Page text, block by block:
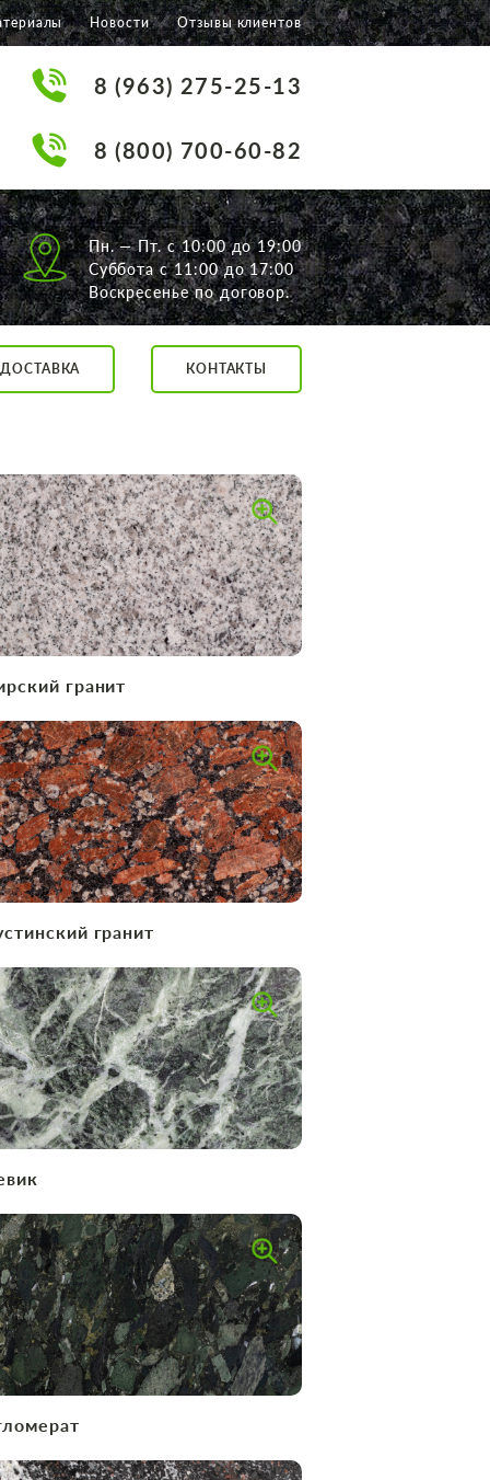
Новости Отзывы клиентов
8 (963) 275-25-13
8 (800) 700-60-82
Пн. — Пт. с 10:00 до 19:00
Суббота с 11:00 до 17:00
Воскресенье по договор.
ДОСТАВКА КОНТАКТЫ
гранит
гранит